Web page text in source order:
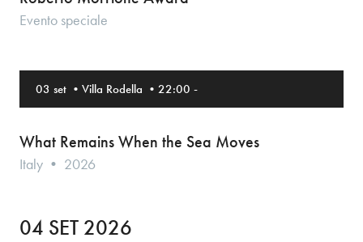
Evento speciale
03 set • Villa Rodella • 22:00 -
What Remains When the Sea Moves
Italy • 2026
04 SET 2026